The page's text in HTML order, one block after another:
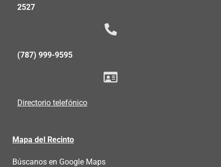
2527
(787) 999-9595
Directorio telefónico
Mapa del Recinto
Búscanos en Google Maps